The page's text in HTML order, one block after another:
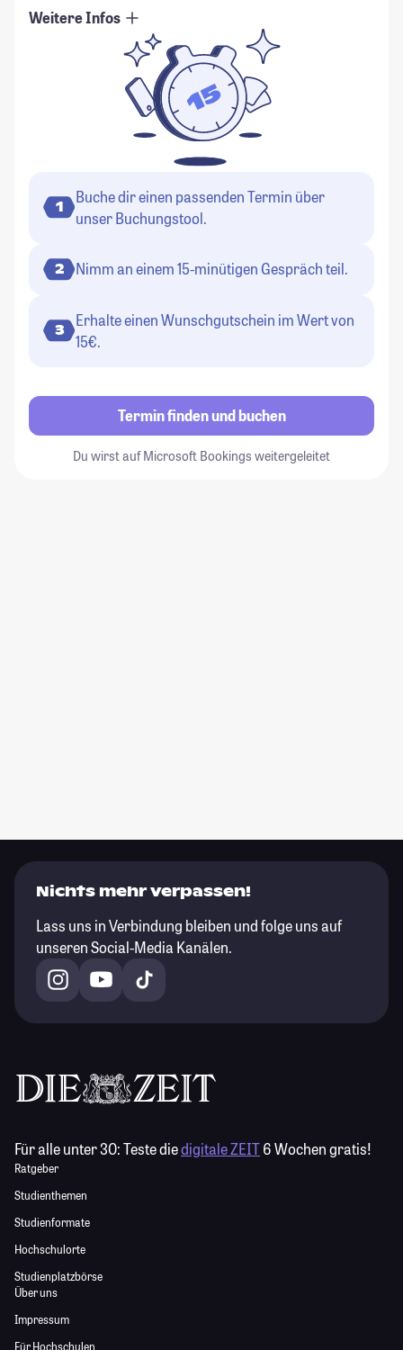
Weitere Infos
1
Buche dir einen passenden Termin über
unser Buchungstool.
2 Nimm an einem 15-minütigen Gespräch teil.
3
Erhalte einen Wunschgutschein im Wert von
15€.
Termin finden und buchen
Du wirst auf Microsoft Bookings weitergeleitet
Nichts mehr verpassen!
Lass uns in Verbindung bleiben und folge uns auf
unseren Social-Media Kanälen.
Für alle unter 30:Teste diedigitale ZEIT6 Wochen gratis!
Ratgeber
Studienthemen
Studienformate
Hochschulorte
Studienplatzbörse
Über uns
Impressum
Für Hochschulen